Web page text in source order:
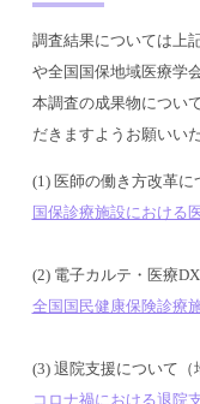
調査結果については上
や全国国保地域医療学
本調査の成果物につい
だきますようお願いい
(1) 医師の働き方改革に
国保診療施設における
(2) 電子カルテ・医療
全国国民健康保険診療
(3) 退院支援について（
コロナ禍における退院